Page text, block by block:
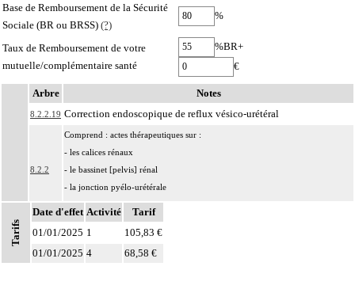
Base de Remboursement de la Sécurité
Sociale (BR ou BRSS) (?)
%
Taux de Remboursement de votre
mutuelle/complémentaire santé
%BR+
€
Arbre Notes
8.2.2.19 Correction endoscopique de reflux vésico-urétéral
8.2.2
Comprend : actes thérapeutiques sur :
- les calices rénaux
- le bassinet [pelvis] rénal
- la jonction pyélo-urétérale
- l'uretère
8.2.2 Avec ou sans : drainage de l'uretère
8.2.2
Tarifs
Date d'effet Activité
Tarif
01/01/2025 1
105,83 €
01/01/2025 4 68,58 €